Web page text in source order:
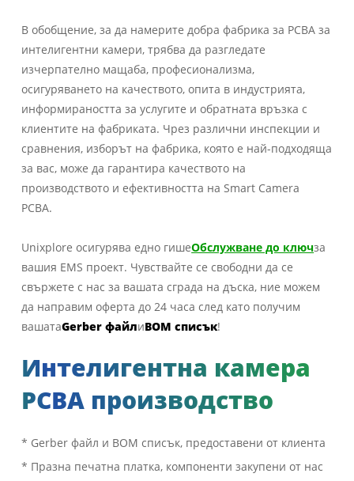
В обобщение, за да намерите добра фабрика за PCBA за
интелигентни камери, трябва да разгледате
изчерпателно мащаба, професионализма,
осигуряването на качеството, опита в индустрията,
информираността за услугите и обратната връзка с
клиентите на фабриката. Чрез различни инспекции и
сравнения, изборът на фабрика, която е най-подходяща
за вас, може да гарантира качеството на
производството и ефективността на Smart Camera
PCBA.
Unixplore осигурява едно гишеОбслужване до ключза
вашия EMS проект. Чувствайте се свободни да се
свържете с нас за вашата сграда на дъска, ние можем
да направим оферта до 24 часа след като получим
вашатаGerber файлиBOM списък!
Интелигентна камера
PCBA производство
* Gerber файл и BOM списък, предоставени от клиента
* Празна печатна платка, компоненти закупени от нас